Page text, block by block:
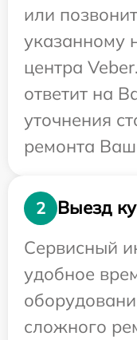
или
указанному
центра
ответит на
уточнения
ремонта
2
Выезд
Сервисный
удобное
сложного